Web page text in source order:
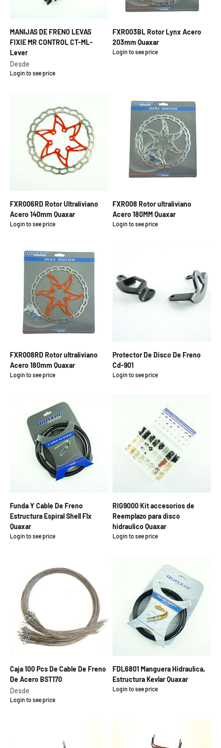
MANIJAS DE FRENO LEVAS
FIXIE MR CONTROL CT-ML-
Lever
Precio de oferta
Desde
Login to see price
FXR003BL Rotor Lynx Acero
203mm Quaxar
Precio de oferta
Login to see price
FXR006RD Rotor Ultraliviano
Acero 140mm Quaxar
Precio de oferta
Login to see price
FXR008 Rotor ultraliviano
Acero 180MM Quaxar
Precio de oferta
Login to see price
FXR008RD Rotor ultraliviano
Acero 180mm Quaxar
Precio de oferta
Login to see price
Protector De Disco De Freno
Cd-901
Precio de oferta
Login to see price
Funda Y Cable De Freno
Estructura Espiral Shell Flx
Quaxar
Precio de oferta
Login to see price
RIG9000 Kit accesorios de
Reemplazo para disco
hidraulico Quaxar
Precio de oferta
Login to see price
Caja 100 Pcs De Cable De Freno
De Acero BST170
Precio de oferta
Desde
Login to see price
FDL6801 Manguera Hidraulica,
Estructura Kevlar Quaxar
Precio de oferta
Login to see price